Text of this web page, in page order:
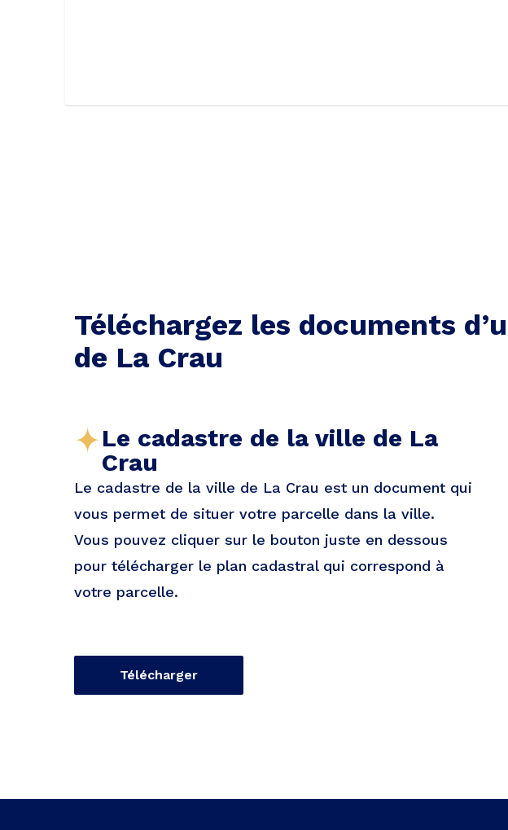
Téléchargez les documents
de La Crau
Le cadastre de la ville de La
Crau
Le cadastre de la ville de La Crau est un document qui
vous permet de situer votre parcelle dans la ville.
Vous pouvez cliquer sur le bouton juste en dessous
pour télécharger le plan cadastral qui correspond à
votre parcelle.
Télécharger